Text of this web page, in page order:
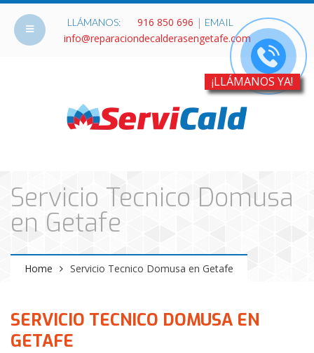
LLÁMANOS: 916 850 696 | EMAIL
info@reparaciondecalderasengetafe.com
Servicio Tecnico Domusa
en Getafe
Home Servicio Tecnico Domusa en Getafe
SERVICIO TECNICO DOMUSA EN
GETAFE
¡LLÁMANOS YA!